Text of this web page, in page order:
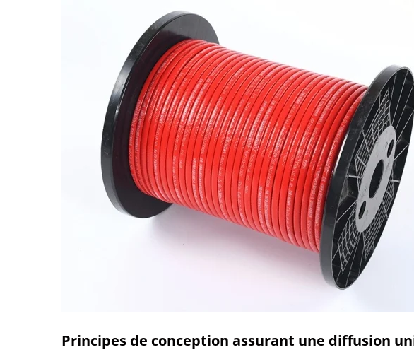
Principes de conception assurant une diffusion